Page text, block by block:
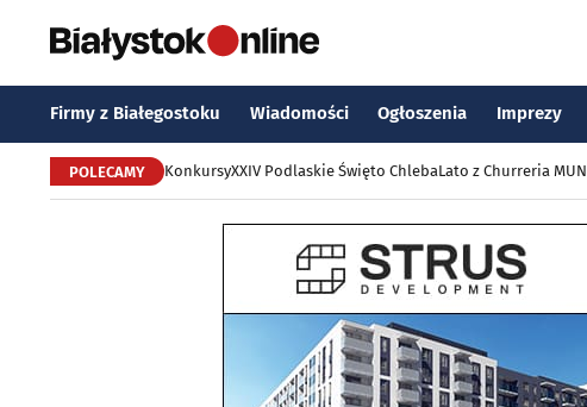
Firmy z Białegostoku Wiadomości Ogłoszenia Imprezy
POLECAMY KonkursyXXIV Podlaskie Święto ChlebaLato z Churreria